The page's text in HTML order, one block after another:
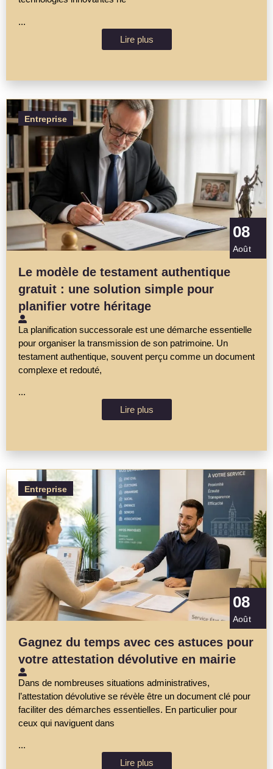
...
Lire plus
Entreprise
08
Août
Le modèle de testament authentique
gratuit : une solution simple pour
planifier votre héritage
La planification successorale est une démarche essentielle
pour organiser la transmission de son patrimoine. Un
testament authentique, souvent perçu comme un document
complexe et redouté,
...
Lire plus
Entreprise
08
Août
Gagnez du temps avec ces astuces pour
votre attestation dévolutive en mairie
Dans de nombreuses situations administratives,
l’attestation dévolutive se révèle être un document clé pour
faciliter des démarches essentielles. En particulier pour
ceux qui naviguent dans
...
Lire plus